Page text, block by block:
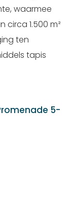
waarmee
circa 1.500 m²
ten
tapis
5-